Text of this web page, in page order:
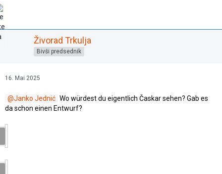
Živorad Trkulja
Bivši predsednik
16. Mai 2025
Janko Jednić Wo würdest du eigentlich Časkar sehen? Gab es
da schon einen Entwurf?